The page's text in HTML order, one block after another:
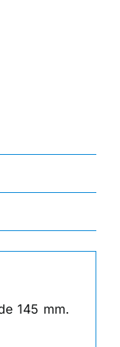
145 mm.